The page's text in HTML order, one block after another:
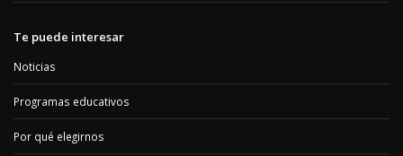
Te puede interesar
Noticias
Programas educativos
Por qué elegirnos